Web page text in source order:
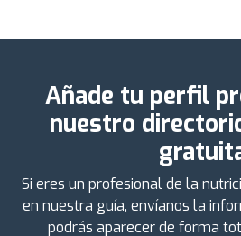
Añade tu perfil
nuestro
Si eres un profesional de la
en nuestra guía, envíanos la
podrás aparecer de forma